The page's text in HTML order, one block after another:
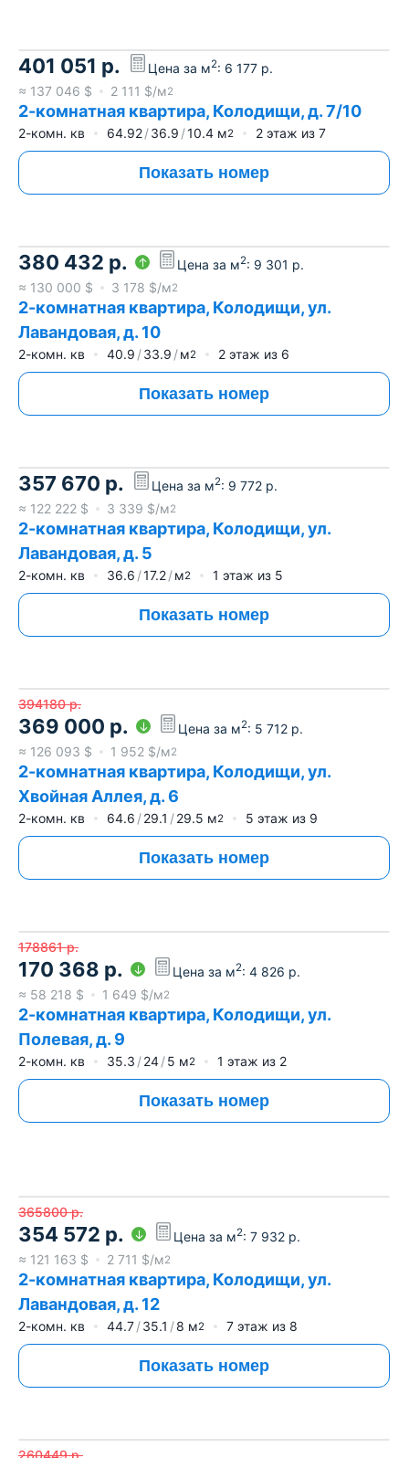
401 051 р. Цена за м2: 6 177 р.
≈ 137 046 $ 2 111 $/м2
2-комнатная квартира, Колодищи, д. 7/10
2-комн. кв 64.92 36.9 10.4 м2 2 этаж из 7
Показать номер
380 432 р. Цена за м2: 9 301 р.
≈ 130 000 $ 3 178 $/м2
2-комнатная квартира, Колодищи, ул.
Лавандовая, д. 10
2-комн. кв 40.9 33.9 м2 2 этаж из 6
Показать номер
357 670 р. Цена за м2: 9 772 р.
≈ 122 222 $ 3 339 $/м2
2-комнатная квартира, Колодищи, ул.
Лавандовая, д. 5
2-комн. кв 36.6 17.2 м2 1 этаж из 5
Показать номер
394180 р.
369 000 р. Цена за м2: 5 712 р.
≈ 126 093 $ 1 952 $/м2
2-комнатная квартира, Колодищи, ул.
Хвойная Аллея, д. 6
2-комн. кв 64.6 29.1 29.5 м2 5 этаж из 9
Показать номер
178861 р.
170 368 р. Цена за м2: 4 826 р.
≈ 58 218 $ 1 649 $/м2
2-комнатная квартира, Колодищи, ул.
Полевая, д. 9
2-комн. кв 35.3 24 5 м2 1 этаж из 2
Показать номер
365800 р.
354 572 р. Цена за м2: 7 932 р.
≈ 121 163 $ 2 711 $/м2
2-комнатная квартира, Колодищи, ул.
Лавандовая, д. 12
2-комн. кв 44.7 35.1 8 м2 7 этаж из 8
Показать номер